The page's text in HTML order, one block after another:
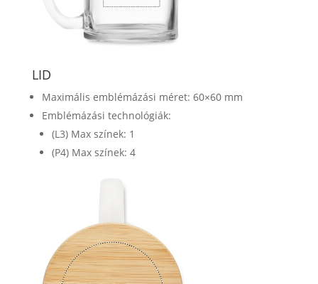
LID
Maximális emblémázási méret: 60×60 mm
Emblémázási technológiák:
(L3) Max színek: 1
(P4) Max színek: 4